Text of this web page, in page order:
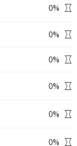
0%
0%
0%
0%
0%
0%